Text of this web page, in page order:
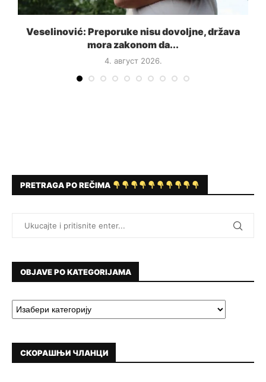
Veselinović: Preporuke nisu dovoljne, država
mora zakonom da...
4. август 2026.
PRETRAGA PO REČIMA
OBJAVE PO KATEGORIJAMA
СКОРАШЊИ ЧЛАНЦИ